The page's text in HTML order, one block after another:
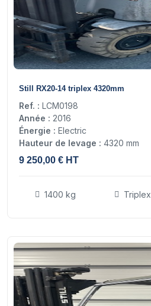
Still RX20-14 triplex 4320mm
Ref. : LCM0198
Année : 2016
Énergie : Electric
Hauteur de levage : 4320 mm
9 250,00 € HT
1400 kg Triplex